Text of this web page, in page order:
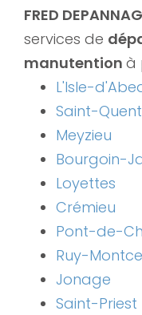
FRED
services de
manutention à
L'Isle-
Saint-
Meyzieu
Bourgoin-
Loyettes
Crémieu
Pont-de-
Ruy-
Jonage
Saint-Priest